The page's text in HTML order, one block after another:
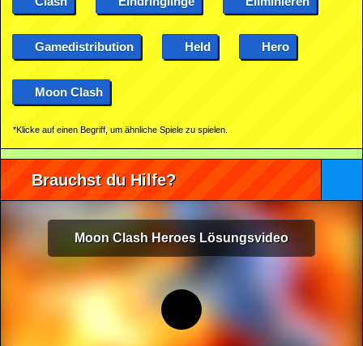
Gamedistribution Held Hero
Moon Clash
*Klicke auf einen Begriff, um ähnliche Spiele zu spielen.
Brauchst du Hilfe?
Moon Clash Heroes Lösungsvideo